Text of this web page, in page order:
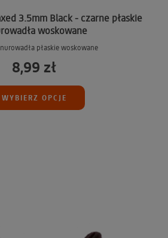
3.5mm Black - czarne płaskie
woskowane
płaskie woskowane
8,99 zł
WYBIERZ OPCJE